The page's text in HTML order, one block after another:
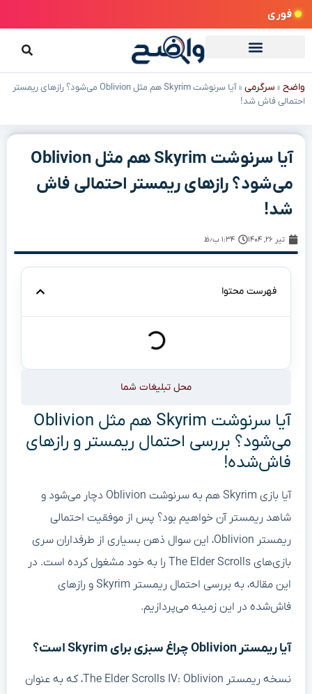
فوری
واضح » سرگرمی »
آیا سرنوشت Skyrim هم مثل Oblivion می‌شود؟ رازهای ریمستر
احتمالی فاش شد!
آیا سرنوشت Skyrim هم مثل Oblivion
می‌شود؟ رازهای ریمستر احتمالی فاش
شد!
تیر ۲۶, ۱۴۰۴ ۱:۳۴ ب٫ظ
فهرست محتوا
محل تبلیغات شما
آیا سرنوشت Skyrim هم مثل Oblivion
می‌شود؟ بررسی احتمال ریمستر و رازهای
فاش‌شده!
آیا بازی Skyrim هم به سرنوشت Oblivion دچار می‌شود و
شاهد ریمستر آن خواهیم بود؟ پس از موفقیت احتمالی
ریمستر Oblivion، این سوال ذهن بسیاری از طرفداران سری
بازی‌های The Elder Scrolls را به خود مشغول کرده است. در
این مقاله، به بررسی احتمال ریمستر Skyrim و رازهای
فاش‌شده در این زمینه می‌پردازیم.
آیا ریمستر Oblivion چراغ سبزی برای Skyrim است؟
نسخه ریمستر The Elder Scrolls IV: Oblivion، که به عنوان